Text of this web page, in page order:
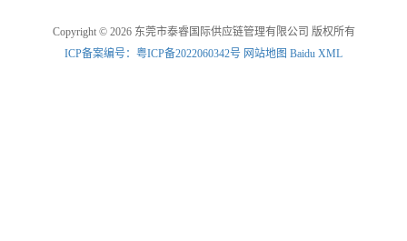
Copyright © 2026 东莞市泰睿国际供应链管理有限公司 版权所有
ICP备案编号：粤ICP备2022060342号 网站地图 Baidu XML